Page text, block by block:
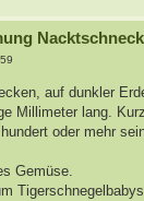
auf dunkler
Millimeter lang.
oder mehr
Gemüse.